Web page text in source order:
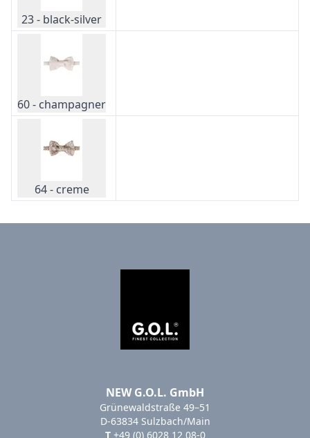
23 - black-silver
60 - champagner
64 - creme
NEW G.O.L. GmbH
Grünewaldstraße 49–51
D-63834 Sulzbach/Main
T +49 (0) 6028 12 08-0